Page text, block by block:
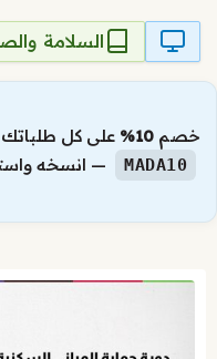
السلامة
خصم 10% على كل طلباتك
MADA10 — انسخه